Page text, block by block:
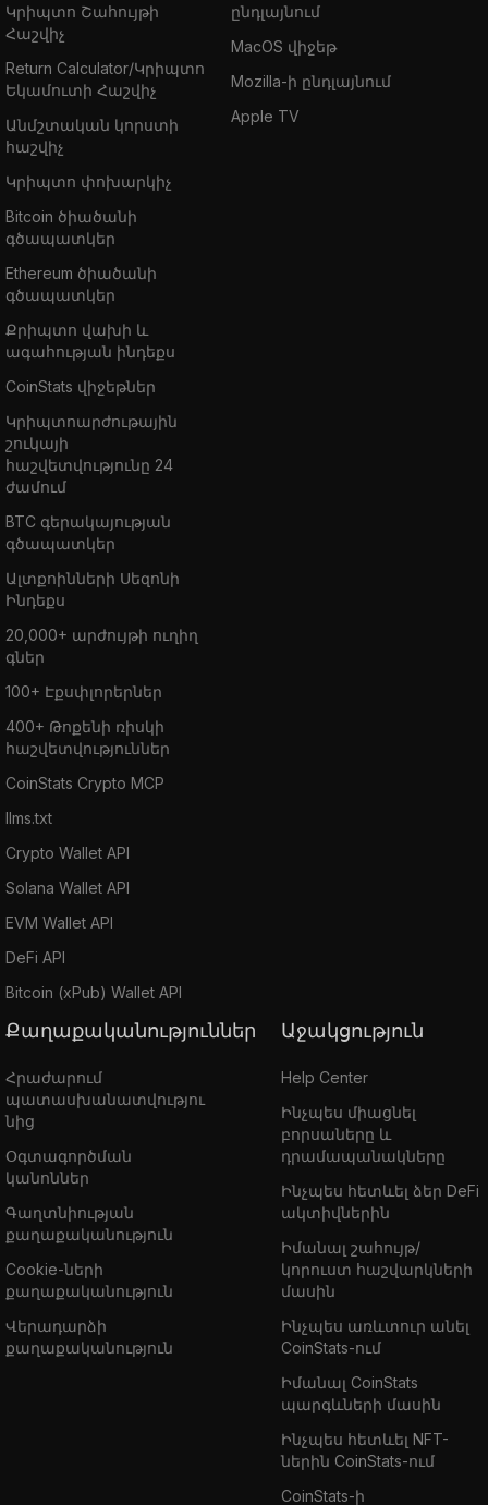
Կրիպտո Շահույթի
Հաշվիչ
Return Calculator/Կրիպտո
Եկամուտի Հաշվիչ
Անմշտական կորստի
հաշվիչ
Կրիպտո փոխարկիչ
Bitcoin ծիածանի
գծապատկեր
Ethereum ծիածանի
գծապատկեր
Քրիպտո վախի և
ագահության ինդեքս
CoinStats վիջեթներ
Կրիպտոարժութային
շուկայի
հաշվետվությունը 24
ժամում
BTC գերակայության
գծապատկեր
Ալտքոինների Սեզոնի
Ինդեքս
20,000+ արժույթի ուղիղ
գներ
100+ Էքսփլորերներ
400+ Թոքենի ռիսկի
հաշվետվություններ
CoinStats Crypto MCP
llms.txt
Crypto Wallet API
Solana Wallet API
EVM Wallet API
DeFi API
Bitcoin (xPub) Wallet API
ընդլայնում
MacOS վիջեթ
Mozilla-ի ընդլայնում
Apple TV
Քաղաքականություններ
Հրաժարում
պատասխանատվությու
նից
Օգտագործման
կանոններ
Գաղտնիության
քաղաքականություն
Cookie-ների
քաղաքականություն
Վերադարձի
քաղաքականություն
Աջակցություն
Help Center
Ինչպես միացնել
բորսաները և
դրամապանակները
Ինչպես հետևել ձեր DeFi
ակտիվներին
Իմանալ շահույթ/
կորուստ հաշվարկների
մասին
Ինչպես առևտուր անել
CoinStats-ում
Իմանալ CoinStats
պարգևների մասին
Ինչպես հետևել NFT-
ներին CoinStats-ում
CoinStats-ի